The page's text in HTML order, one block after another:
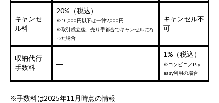
キャンセ
ル料
20%（税込）
※10,000円以下は一律2,000円
※取引成立後、売り手都合でキャンセルにな
った場合
キャンセル不
可
収納代行
手数料
―
1%（税込）
※コンビニ／Pay-
easy利用の場合
※手数料は2025年11月時点の情報